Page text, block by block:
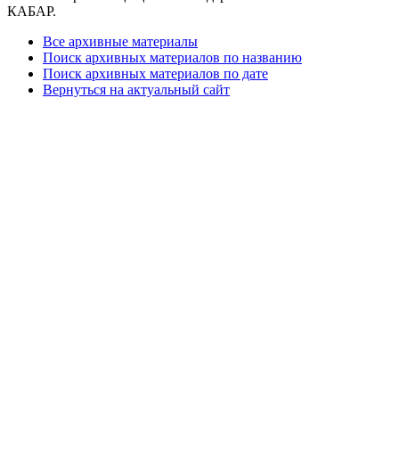
КАБАР.
Все архивные материалы
Поиск архивных материалов по названию
Поиск архивных материалов по дате
Вернуться на актуальный сайт